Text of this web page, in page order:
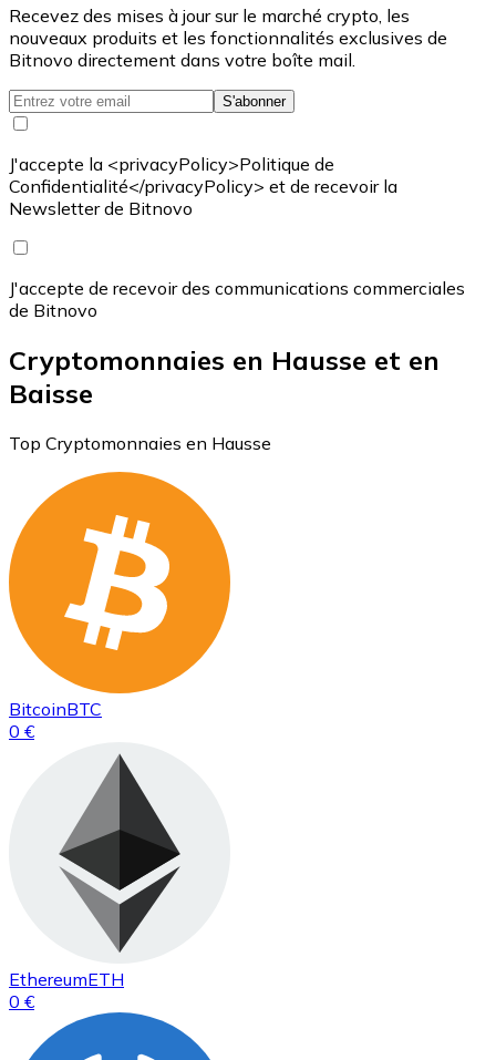
Recevez des mises à jour sur le marché crypto, les
nouveaux produits et les fonctionnalités exclusives de
Bitnovo directement dans votre boîte mail.
S'abonner
J'accepte la <privacyPolicy>Politique de
Confidentialité</privacyPolicy> et de recevoir la
Newsletter de Bitnovo
J'accepte de recevoir des communications commerciales
de Bitnovo
Cryptomonnaies en Hausse et en
Baisse
Top Cryptomonnaies en Hausse
BitcoinBTC
0 €
EthereumETH
0 €